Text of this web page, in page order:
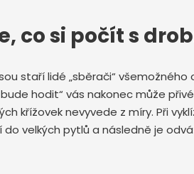
co si počít s
staří lidé „sběrači“
hodit“ vás nakonec může
křížovek nevyvede z míry. Při
do velkých pytlů a následně je